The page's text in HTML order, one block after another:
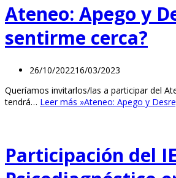
Ateneo: Apego y
sentirme cerca?
26/10/202216/03/2023
Queríamos invitarlos/las a participar del
tendrá… Leer más »Ateneo: Apego y
Participación del